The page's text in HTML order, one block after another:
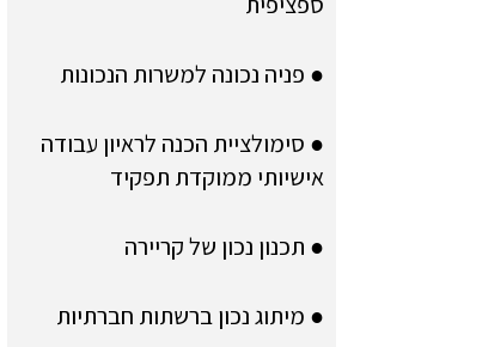
● פניה נכונה למשרות הנכונות
● סימולציית הכנה לראיון עבודה
אישיותי ממוקדת תפקיד
● תכנון נכון של קריירה
● מיתוג נכון ברשתות חברתיות